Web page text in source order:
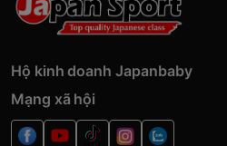
Hộ kinh doanh Japanbaby
Mạng xã hội